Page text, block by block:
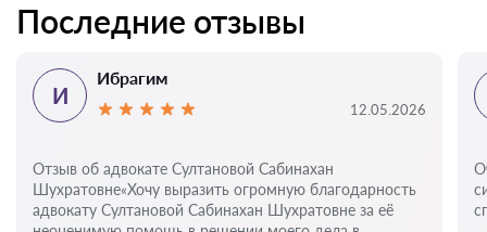
Последние отзывы
И
Ибрагим
12.05.2026
Отзыв об адвокате Султановой Сабинахан
Шухратовне«Хочу выразить огромную благодарность
адвокату Султановой Сабинахан Шухратовне за её